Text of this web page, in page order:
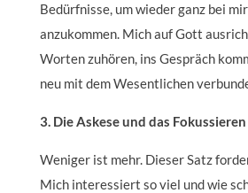
Bedürfnisse, um wieder ganz bei
anzukommen. Mich auf Gott
Worten zuhören, ins Gespräch
neu mit dem Wesentlichen
3. Die Askese und das Fokussieren
Weniger ist mehr. Dieser Satz
Mich interessiert so viel und wie